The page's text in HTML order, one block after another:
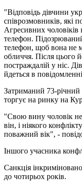
"Відповідь дівчини
співрозмовників, які
Агресивних чоловіків
телефон.
телефон, щоб вона не
обличчя. Після цього
постраждалій у ніс.
йдеться в
Затриманий 73-
торгує на ринку на
"Свою вину чоловік
він, і ніякого
поважний вік", -
Іншого учасника
Санкція
до чотирьох років.